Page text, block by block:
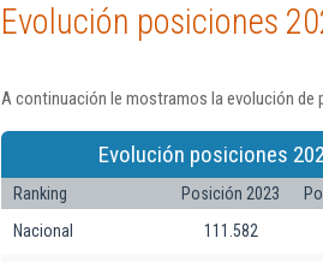
Evolución posiciones
A continuación le mostramos la evolución de
Evolución posiciones
Ranking Posición 2023
Nacional
111.582